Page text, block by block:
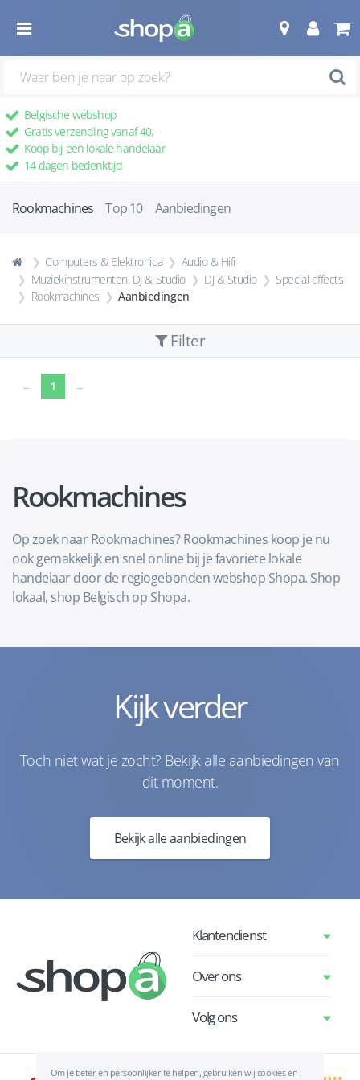
Belgische webshop
Gratis verzending vanaf 40,-
Koop bij een lokale handelaar
14 dagen bedenktijd
Rookmachines Top 10 Aanbiedingen
Computers & Elektronica
Audio & Hifi
Muziekinstrumenten, DJ & Studio
DJ & Studio
Special effects
Rookmachines
Aanbiedingen
Filter
← 1 (current)
→
Rookmachines
Op zoek naar Rookmachines? Rookmachines koop je nu
ook gemakkelijk en snel online bij je favoriete lokale
handelaar door de regiogebonden webshop Shopa. Shop
lokaal, shop Belgisch op Shopa.
Kijk verder
Toch niet wat je zocht? Bekijk alle aanbiedingen van
dit moment.
Bekijk alle aanbiedingen
Om je beter en persoonlijker te helpen, gebruiken wij cookies en
Klantendienst
Over ons
Volg ons